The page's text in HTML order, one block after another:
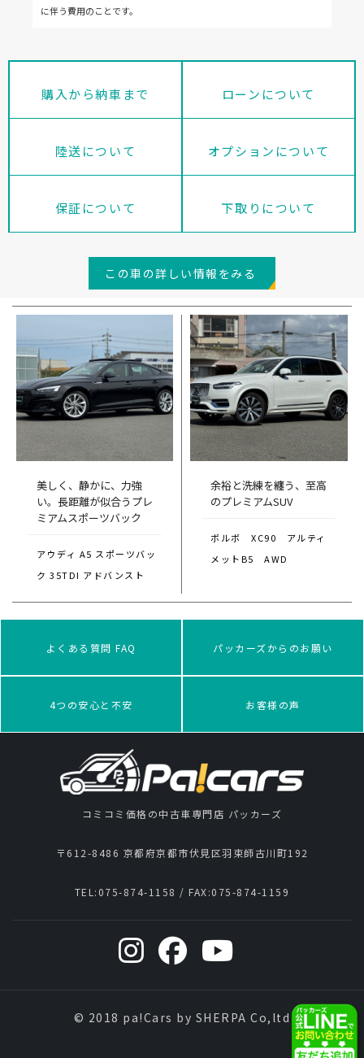
に伴う費用のことです。
購入から納車まで ローンについて
陸送について オプションについて
保証について 下取りについて
この車の詳しい情報をみる
美しく、静かに、力強
い。長距離が似合うプレ
ミアムスポーツバック
アウディ A5 スポーツバッ
ク 35TDI アドバンスト
余裕と洗練を纏う、至高
のプレミアムSUV
ボルボ XC90 アルティ
メットB5 AWD
よくある質問 FAQ パッカーズからのお願い
4つの安心と不安 お客様の声
コミコミ価格の中古車専門店 パッカーズ
〒612-8486 京都府京都市伏見区羽束師古川町192
TEL: 075-874-1158 / FAX:075-874-1159
© 2018 pa!Cars by SHERPA Co,ltd